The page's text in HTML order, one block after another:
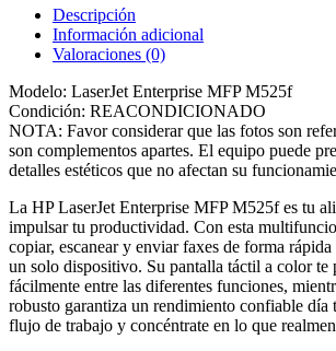
Descripción
Información adicional
Valoraciones (0)
Modelo: LaserJet Enterprise MFP M525f
Condición: REACONDICIONADO
NOTA: Favor considerar que las fotos son
son complementos apartes. El equipo puede
detalles estéticos que no afectan su
La HP LaserJet Enterprise MFP M525f es tu
impulsar tu productividad. Con esta
copiar, escanear y enviar faxes de forma
un solo dispositivo. Su pantalla táctil a color te
fácilmente entre las diferentes funciones,
robusto garantiza un rendimiento confiable día
flujo de trabajo y concéntrate en lo que